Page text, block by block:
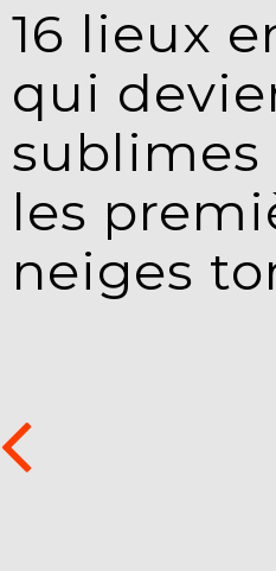
16 lieux
qui
sublimes
les
neiges